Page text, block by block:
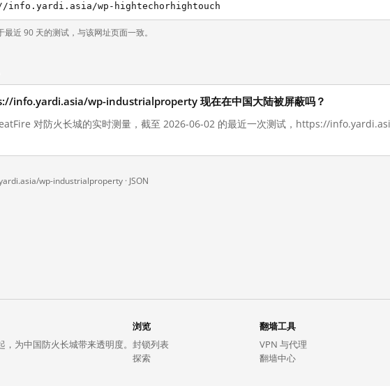
info.yardi.asia/wp-hightechorhightouch
最近 90 天的测试，与该网址页面一致。
info.yardi.asia/wp-industrialproperty 现在在中国大陆被屏蔽吗？
对防火长城的实时测量，截至 2026-06-02 的最近一次测试，https://
wp-industrialproperty · JSON
，为中国防火长城带来透明度。
浏览
封锁列表
探索
翻墙工具
VPN 与代理
翻墙中心